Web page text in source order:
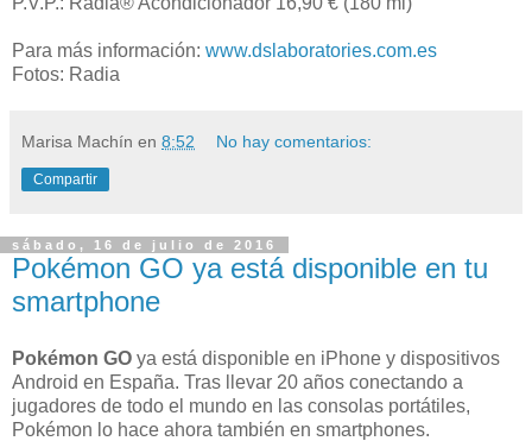
Para más información: www.dslaboratories.com.es
Fotos: Radia
Marisa Machín en 8:52 No hay comentarios:
Compartir
sábado, 16 de julio de 2016
Pokémon GO ya está disponible en tu
smartphone
Pokémon GO ya está disponible en iPhone y dispositivos
Android en España. Tras llevar 20 años conectando a
jugadores de todo el mundo en las consolas portátiles,
Pokémon lo hace ahora también en smartphones.